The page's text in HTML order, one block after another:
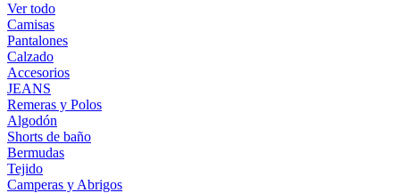
Ver todo
Camisas
Pantalones
Calzado
Accesorios
JEANS
Remeras y Polos
Algodón
Shorts de baño
Bermudas
Tejido
Camperas y Abrigos